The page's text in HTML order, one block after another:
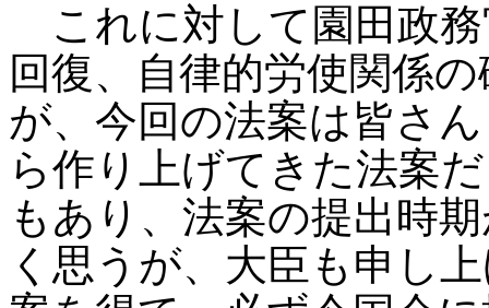
これに対して園田政務
回復、自律的労使関係
が、今回の法案は皆さ
ら作り上げてきた法案
もあり、法案の提出時
く思うが、大臣も申し